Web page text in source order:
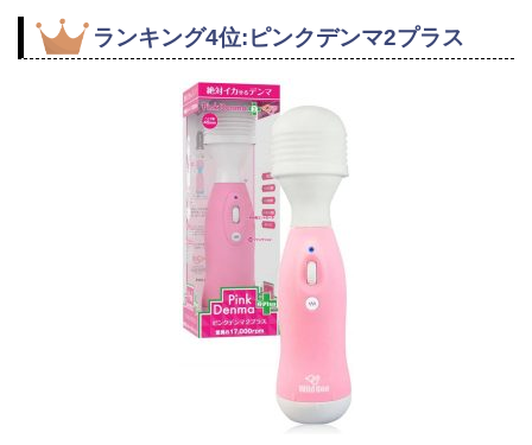
ランキング4位:ピンクデンマ2プラス